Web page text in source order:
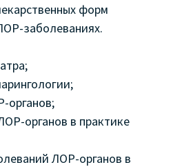
форм
заболеваниях.
органов;
органов в практике
ЛОР-органов в